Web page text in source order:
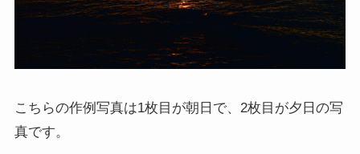
こちらの作例写真は1枚目が朝日で、2枚目が夕日の写
真です。